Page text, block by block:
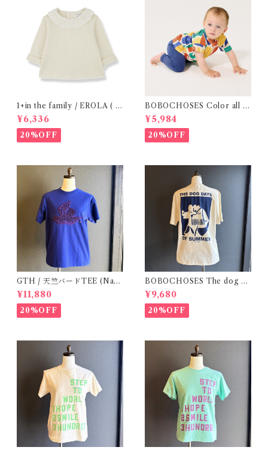
1+in the family / EROLA ( 2
4m )
¥6,336
20%OFF
BOBOCHOSES Color all o
ver T-shirt / 12・24m
¥5,984
20%OFF
GTH / 天竺バードTEE (Navy
BL) / Size２
¥11,880
20%OFF
BOBOCHOSES The dog da
y of summer unisex T-shirt
/ S.M
¥9,680
20%OFF